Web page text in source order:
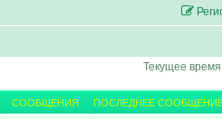
Текущее
СООБЩЕНИЯ ПОСЛЕДНЕЕ